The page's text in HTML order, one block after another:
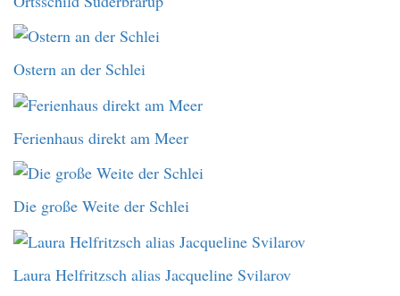
Ostern an der Schlei
Ferienhaus direkt am Meer
Die große Weite der Schlei
Laura Helfritzsch alias Jacqueline Svilarov